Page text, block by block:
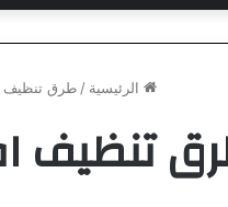
الرئيسية / طرق تنظيف
تنظيف